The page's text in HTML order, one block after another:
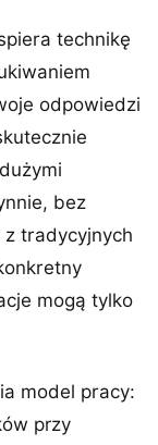
technikę
odpowiedzi
bez
tradycyjnych
mogą tylko
model pracy:
przy